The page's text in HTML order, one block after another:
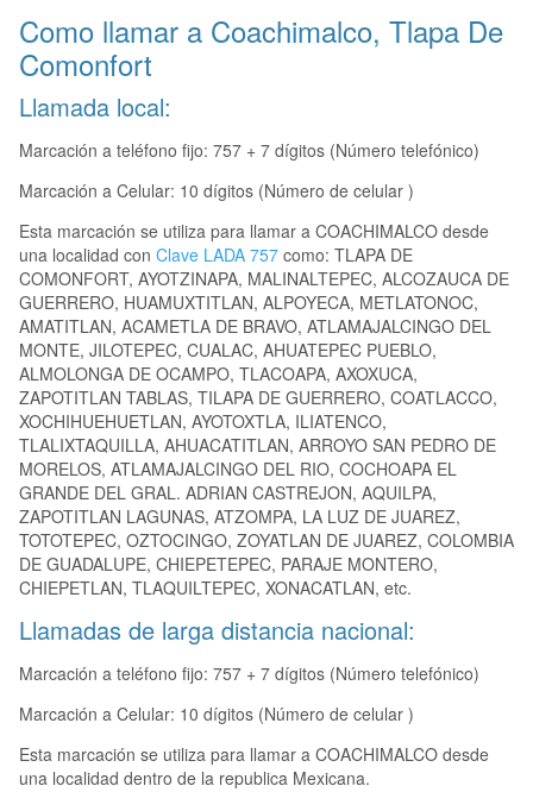
Como llamar a Coachimalco, Tlapa De
Comonfort
Llamada local:
Marcación a teléfono fijo: 757 + 7 dígitos (Número telefónico)
Marcación a Celular: 10 dígitos (Número de celular )
Esta marcación se utiliza para llamar a COACHIMALCO desde
una localidad con Clave LADA 757 como: TLAPA DE
COMONFORT, AYOTZINAPA, MALINALTEPEC, ALCOZAUCA DE
GUERRERO, HUAMUXTITLAN, ALPOYECA, METLATONOC,
AMATITLAN, ACAMETLA DE BRAVO, ATLAMAJALCINGO DEL
MONTE, JILOTEPEC, CUALAC, AHUATEPEC PUEBLO,
ALMOLONGA DE OCAMPO, TLACOAPA, AXOXUCA,
ZAPOTITLAN TABLAS, TILAPA DE GUERRERO, COATLACCO,
XOCHIHUEHUETLAN, AYOTOXTLA, ILIATENCO,
TLALIXTAQUILLA, AHUACATITLAN, ARROYO SAN PEDRO DE
MORELOS, ATLAMAJALCINGO DEL RIO, COCHOAPA EL
GRANDE DEL GRAL. ADRIAN CASTREJON, AQUILPA,
ZAPOTITLAN LAGUNAS, ATZOMPA, LA LUZ DE JUAREZ,
TOTOTEPEC, OZTOCINGO, ZOYATLAN DE JUAREZ, COLOMBIA
DE GUADALUPE, CHIEPETEPEC, PARAJE MONTERO,
CHIEPETLAN, TLAQUILTEPEC, XONACATLAN, etc.
Llamadas de larga distancia nacional:
Marcación a teléfono fijo: 757 + 7 dígitos (Número telefónico)
Marcación a Celular: 10 dígitos (Número de celular )
Esta marcación se utiliza para llamar a COACHIMALCO desde
una localidad dentro de la republica Mexicana.